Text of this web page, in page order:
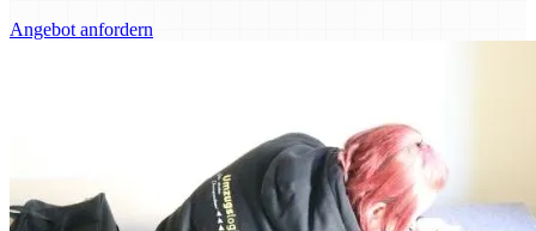
Angebot anfordern